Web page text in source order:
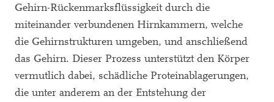
Gehirn-Rückenmarksflüssigkeit durch die
miteinander verbundenen Hirnkammern, welche
die Gehirnstrukturen umgeben, und anschließend
das Gehirn. Dieser Prozess unterstützt den Körper
vermutlich dabei, schädliche Proteinablagerungen,
die unter anderem an der Entstehung der